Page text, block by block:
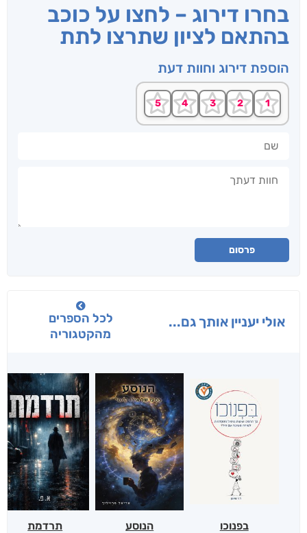
בחרו דירוג – לחצו על כוכב
בהתאם לציון שתרצו לתת
הוספת דירוג וחוות דעת
פרסום
אולי יעניין אותך גם...
לכל הספרים
מהקטגוריה
בפנוכו הנוסע תרדמת